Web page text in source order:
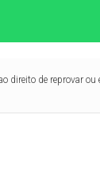
direito de reprovar